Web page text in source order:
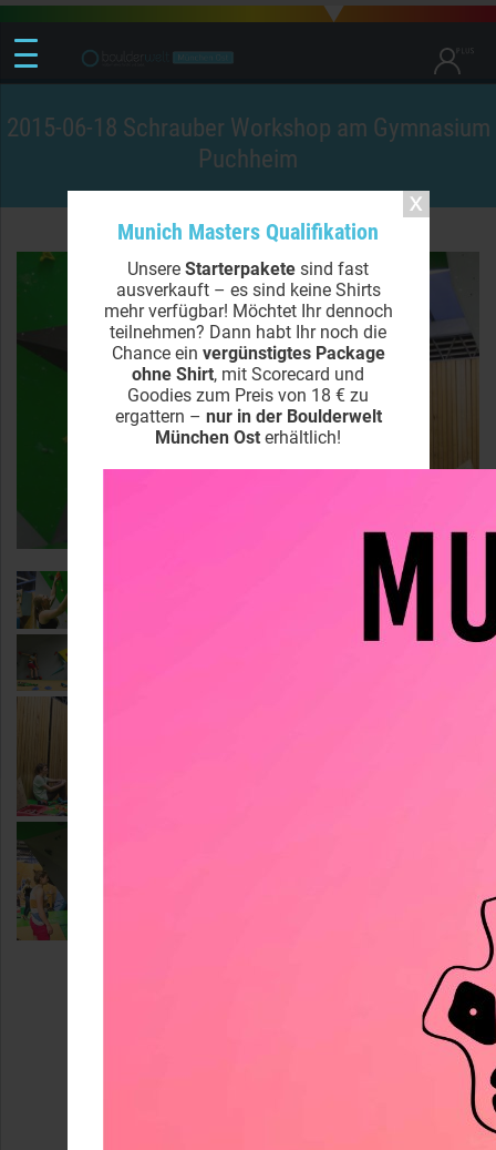
Munich Masters Qualifikation
Unsere Starterpakete sind fast
ausverkauft – es sind keine Shirts
mehr verfügbar! Möchtet Ihr dennoch
teilnehmen? Dann habt Ihr noch die
Chance ein vergünstigtes Package
ohne Shirt, mit Scorecard und
Goodies zum Preis von 18 € zu
ergattern – nur in der Boulderwelt
München Ost erhältlich!
2015-06-18 Schrauber Workshop am Gymnasium
Puchheim